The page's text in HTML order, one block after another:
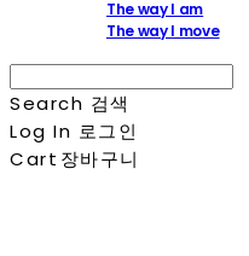
The way I am
The way I move
Search 검색
Log In 로그인
Cart 장바구니